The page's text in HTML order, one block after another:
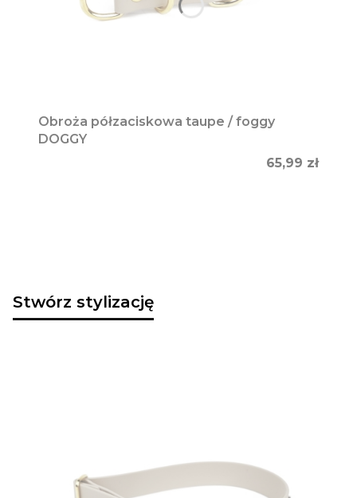
Obroża półzaciskowa taupe / foggy
DOGGY
Cena
65,99 zł
Stwórz stylizację